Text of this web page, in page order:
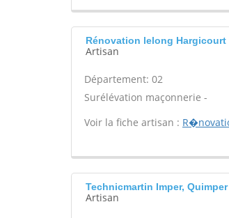
Rénovation lelong Hargicourt
Artisan
Département: 02
Surélévation maçonnerie -
Voir la fiche artisan :
Technicmartin Imper, Quimper
Artisan